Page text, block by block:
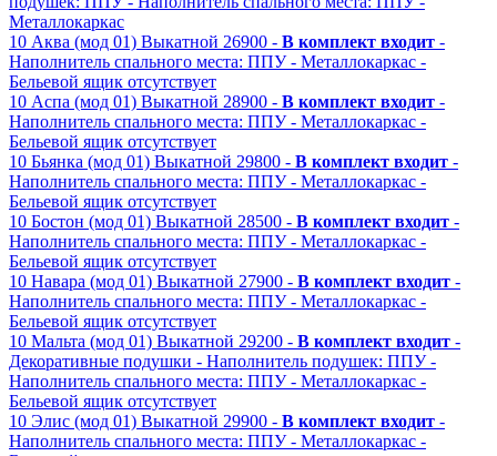
Металлокаркас
10 Аква (мод 01) Выкатной 26900 - В комплект входит -
Наполнитель спального места: ППУ - Металлокаркас -
Бельевой ящик отсутствует
10 Аспа (мод 01) Выкатной 28900 - В комплект входит -
Наполнитель спального места: ППУ - Металлокаркас -
Бельевой ящик отсутствует
10 Бьянка (мод 01) Выкатной 29800 - В комплект входит -
Наполнитель спального места: ППУ - Металлокаркас -
Бельевой ящик отсутствует
10 Бостон (мод 01) Выкатной 28500 - В комплект входит -
Наполнитель спального места: ППУ - Металлокаркас -
Бельевой ящик отсутствует
10 Навара (мод 01) Выкатной 27900 - В комплект входит -
Наполнитель спального места: ППУ - Металлокаркас -
Бельевой ящик отсутствует
10 Мальта (мод 01) Выкатной 29200 - В комплект входит -
Декоративные подушки - Наполнитель подушек: ППУ -
Наполнитель спального места: ППУ - Металлокаркас -
Бельевой ящик отсутствует
10 Элис (мод 01) Выкатной 29900 - В комплект входит -
Наполнитель спального места: ППУ - Металлокаркас -